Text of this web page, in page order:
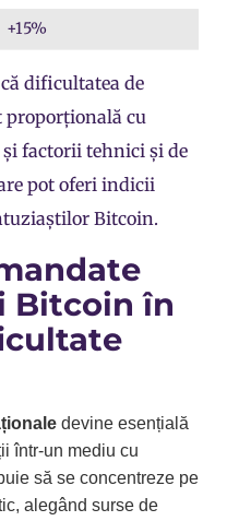
+15%
dificultatea de
proporțională cu
factorii tehnici și de
pot oferi indicii
Bitcoin.
Bitcoin în
devine esențială
într-un mediu cu
să se concentreze pe
alegând surse de